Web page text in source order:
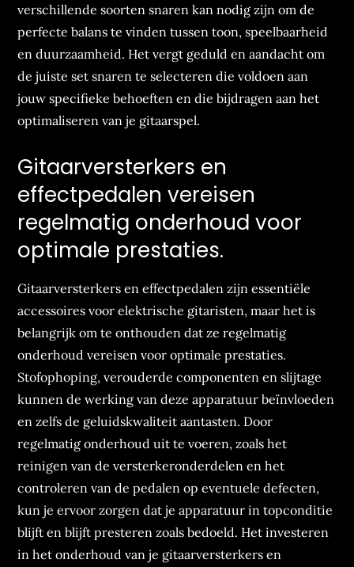
verschillende soorten snaren kan nodig zijn om de
perfecte balans te vinden tussen toon, speelbaarheid
en duurzaamheid. Het vergt geduld en aandacht om
de juiste set snaren te selecteren die voldoen aan
jouw specifieke behoeften en die bijdragen aan het
optimaliseren van je gitaarspel.
Gitaarversterkers en
effectpedalen vereisen
regelmatig onderhoud voor
optimale prestaties.
Gitaarversterkers en effectpedalen zijn essentiële
accessoires voor elektrische gitaristen, maar het is
belangrijk om te onthouden dat ze regelmatig
onderhoud vereisen voor optimale prestaties.
Stofophoping, verouderde componenten en slijtage
kunnen de werking van deze apparatuur beïnvloeden
en zelfs de geluidskwaliteit aantasten. Door
regelmatig onderhoud uit te voeren, zoals het
reinigen van de versterkeronderdelen en het
controleren van de pedalen op eventuele defecten,
kun je ervoor zorgen dat je apparatuur in topconditie
blijft en blijft presteren zoals bedoeld. Het investeren
in het onderhoud van je gitaarversterkers en